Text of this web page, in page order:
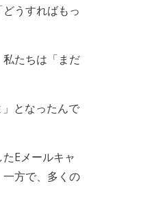
うすればもっ
たちは「まだ
となったんで
Eメールキャ
方で、多くの